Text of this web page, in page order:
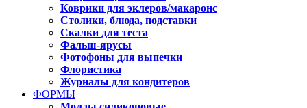
Коврики для эклеров/макаронс
Столики, блюда, подставки
Скалки для теста
Фальш-ярусы
Фотофоны для выпечки
Флористика
Журналы для кондитеров
ФОРМЫ